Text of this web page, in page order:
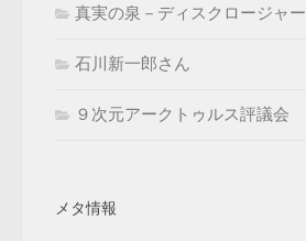
真実の泉－ディスクロージャー
石川新一郎さん
９次元アークトゥルス評議会
メタ情報